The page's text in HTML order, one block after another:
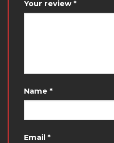
Your review*
Name *
Email *